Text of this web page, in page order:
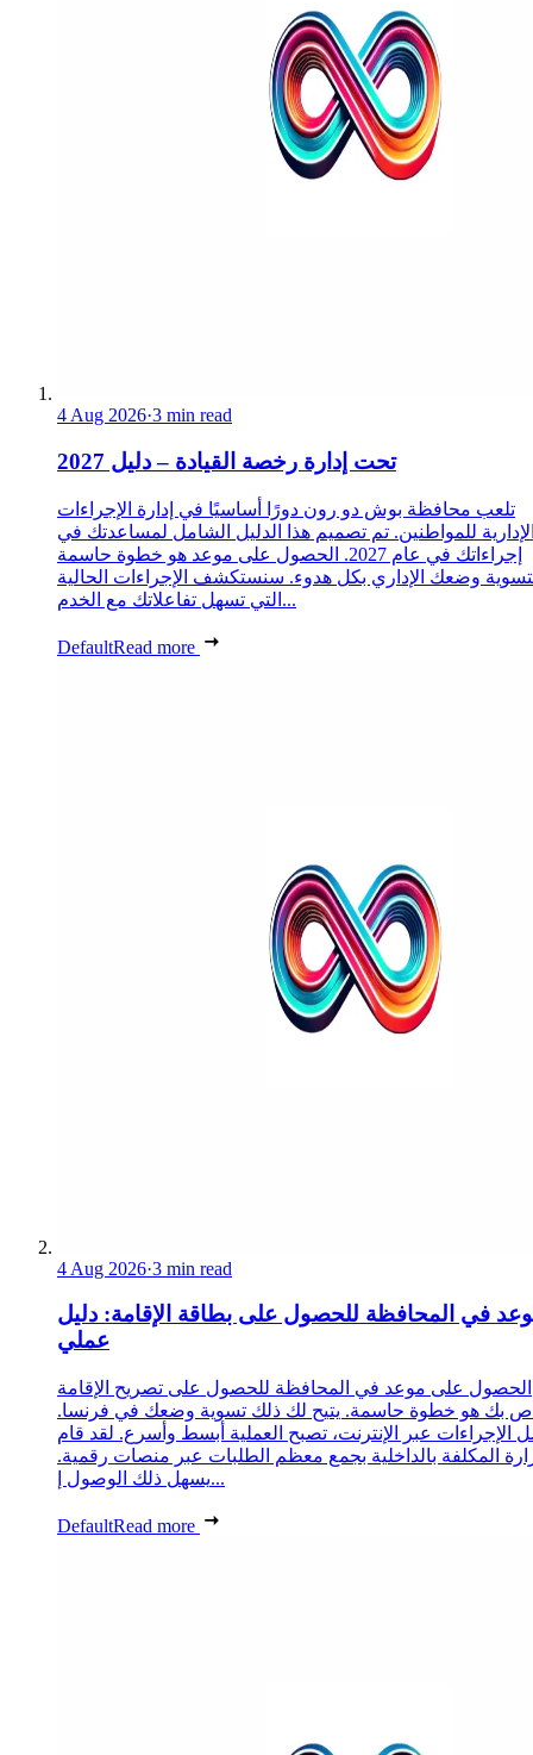
4 Aug 2026·3 min read
تحت إدارة رخصة القيادة – دليل 2027
تلعب محافظة بوش دو رون دورًا أساسيًا في إدارة الإجراءات
للمواطنين. تم تصميم هذا الدليل الشامل لمساعدتك في
إجراءاتك في عام 2027. الحصول على موعد هو خطوة حاسمة
وضعك الإداري بكل هدوء. سنستكشف الإجراءات الحالية
التي تسهل تفاعلاتك مع الخدم...
DefaultRead more
4 Aug 2026·3 min read
في المحافظة للحصول على بطاقة الإقامة: دليل
عملي
الحصول على موعد في المحافظة للحصول على تصريح الإقامة
بك هو خطوة حاسمة. يتيح لك ذلك تسوية وضعك في فرنسا.
الإجراءات عبر الإنترنت، تصبح العملية أبسط وأسرع. لقد قام
المكلفة بالداخلية بجمع معظم الطلبات عبر منصات رقمية.
يسهل ذلك الوصول إ...
DefaultRead more